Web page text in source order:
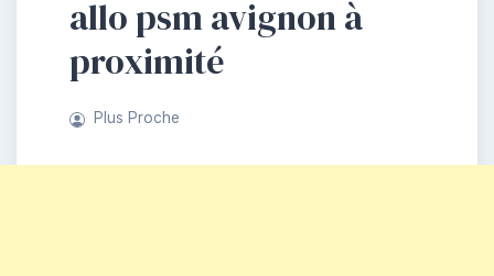
allo psm avignon à
proximité
Plus Proche